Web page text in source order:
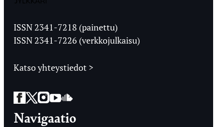
Ylioppilaslehti
ISSN 2341-7218 (painettu)
ISSN 2341-7226 (verkkojulkaisu)
Katso yhteystiedot >
Facebook
Twitter
Instagram
YouTube
SoundCloud
Navigaatio